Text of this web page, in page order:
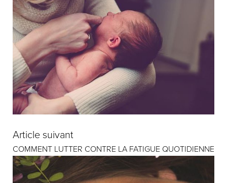
Article suivant
COMMENT LUTTER CONTRE LA FATIGUE QUOTIDIENNE